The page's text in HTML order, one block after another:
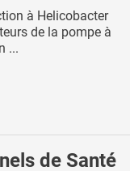
à Helicobacter
de la pompe à
...
de Santé